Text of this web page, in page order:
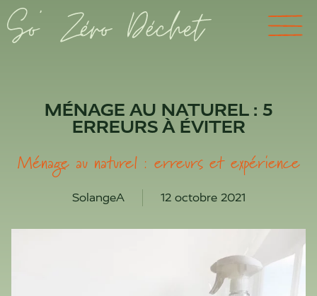
MÉNAGE AU NATUREL : 5
ERREURS À ÉVITER
Ménage au naturel : erreurs et expérience
SolangeA 12 octobre 2021